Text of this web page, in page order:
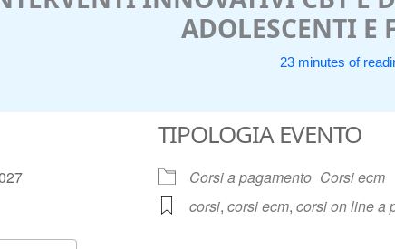
ADOLESCENTI E
23 minutes of
TIPOLOGIA EVENTO
Corsi a pagamento Corsi ecm
corsi, corsi ecm, corsi on line a